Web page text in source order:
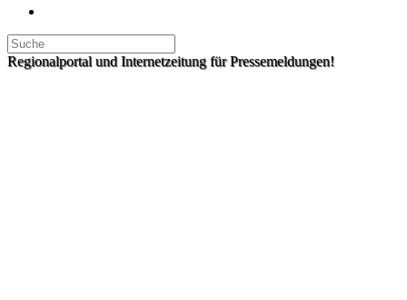
Regionalportal und Internetzeitung für Pressemeldungen!